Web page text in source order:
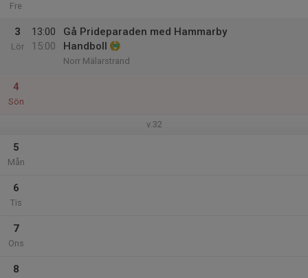
Fre
3
Lör
13:00
15:00
Gå Prideparaden med Hammarby
Handboll
Norr Mälarstrand
4
Sön
v.32
5
Mån
6
Tis
7
Ons
8